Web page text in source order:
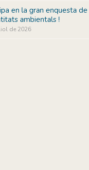
en la gran enquesta de
ambientals !
de 2026